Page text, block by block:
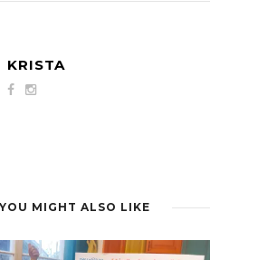
KRISTA
YOU MIGHT ALSO LIKE